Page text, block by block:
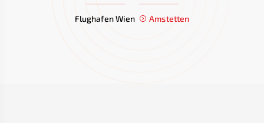
Flughafen Wien Amstetten